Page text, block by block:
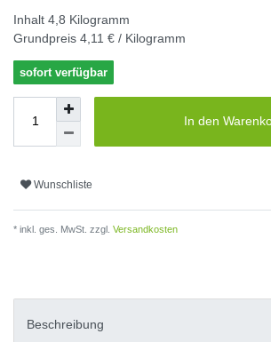
Inhalt 4,8 Kilogramm
Grundpreis 4,11 € / Kilogramm
sofort verfügbar
In den
Wunschliste
* inkl. ges. MwSt. zzgl. Versandkosten
Beschreibung